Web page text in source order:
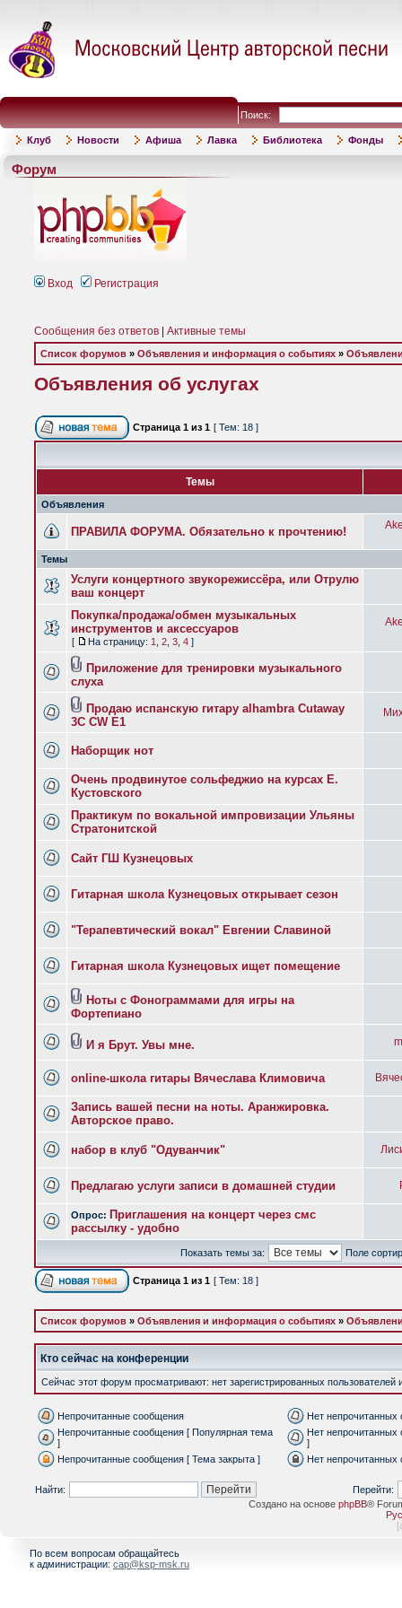
Поиск:
Клуб Новости Афиша Лавка Библиотека Фонды
Форум
Вход Регистрация
Сообщения без ответов Активные темы
Список форумов » Объявления и информация о событиях »
Объявления об услугах
Страница 1 из 1 [ Тем: 18 ]
Темы
Объявления
ПРАВИЛА ФОРУМА. Обязательно к прочтению!
Темы
Услуги концертного звукорежиссёра, или Отрулю
ваш концерт
Покупка/продажа/обмен музыкальных
инструментов и аксессуаров
[ На страницу: 1 2 3 4 ]
Приложение для тренировки музыкального
слуха
Продаю испанскую гитару alhambra Cutaway
3C CW E1
Наборщик нот
Очень продвинутое сольфеджио на курсах Е.
Кустовского
Практикум по вокальной импровизации Ульяны
Стратонитской
Сайт ГШ Кузнецовых
Гитарная школа Кузнецовых открывает сезон
"Терапевтический вокал" Евгении Славиной
Гитарная школа Кузнецовых ищет помещение
Ноты с Фонограммами для игры на
Фортепиано
И я Брут. Увы мне.
online-школа гитары Вячеслава Климовича
Запись вашей песни на ноты. Аранжировка.
Авторское право.
набор в клуб "Одуванчик"
Предлагаю услуги записи в домашней студии
Опрос: Приглашения на концерт через смс
рассылку - удобно
Показать темы за: Поле
Страница 1 из 1 [ Тем: 18 ]
Список форумов » Объявления и информация о событиях »
Кто сейчас на конференции
Сейчас этот форум просматривают: нет зарегистрированных пользователей
Непрочитанные сообщения
Нет непрочитанных
Непрочитанные сообщения [ Популярная тема
]
Нет
]
Непрочитанные сообщения [ Тема закрыта ]
Нет непрочитанных
Найти:
Перейти:
Создано на основе phpBB®
[
По всем вопросам обращайтесь
к администрации: cap@ksp-msk.ru